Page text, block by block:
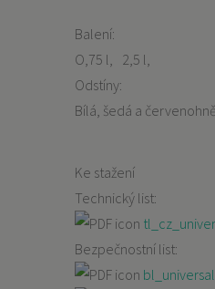
Balení:
O,75 l
2,5 l
Odstíny:
Bílá, šedá a
Ke stažení
Technický list:
Bezpečnostní list: